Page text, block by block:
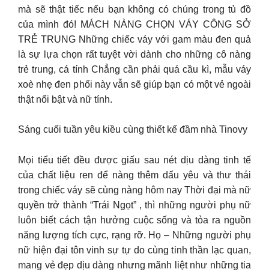
mà sẽ thật tiếc nếu bạn không có chúng trong tủ đồ
của mình đó! MÁCH NÀNG CHỌN VÁY CÔNG SỞ
TRẺ TRUNG Những chiếc váy với gam màu đen quả
là sự lựa chọn rất tuyệt vời dành cho những cô nàng
trẻ trung, cá tính Chẳng cần phải quá cầu kì, mẫu váy
xoè nhẹ đen phối này vẫn sẽ giúp bạn có một vẻ ngoài
thật nổi bật và nữ tính.
Sáng cuối tuần yêu kiều cùng thiết kế đầm nhà Tinovy
Mọi tiểu tiết đều được giấu sau nét dịu dàng tinh tế
của chất liệu ren để nàng thêm dấu yêu và thư thái
trong chiếc váy sẽ cùng nàng hôm nay Thời đại mà nữ
quyền trở thành “Trái Ngọt” , thì những người phụ nữ
luôn biết cách tận hưởng cuộc sống và tỏa ra nguồn
năng lượng tích cực, rạng rỡ. Họ – Những người phụ
nữ hiện đại tôn vinh sự tự do cùng tinh thần lạc quan,
mang vẻ đẹp dịu dàng nhưng mãnh liệt như những tia